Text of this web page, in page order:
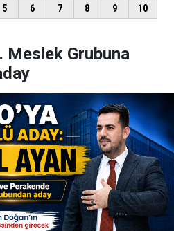
Meslek Grubuna